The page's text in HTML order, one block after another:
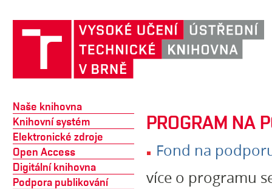
Naše knihovna
Knihovní systém
Elektronické zdroje
Open Access
Digitální knihovna
Podpora publikování
PROGRAM NA
Fond na
více o programu